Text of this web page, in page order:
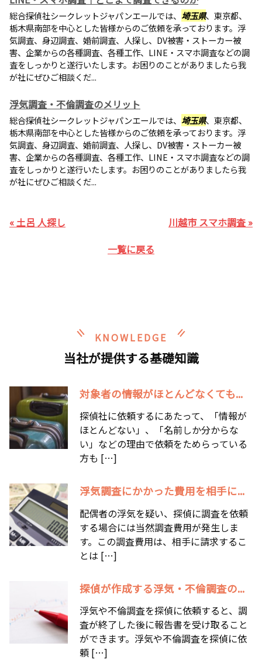
総合探偵社シークレットジャパンエールでは、 埼玉県、東京都、
栃木県南部を中心とした皆様からのご依頼を承っております。浮
気調査、身辺調査、婚前調査、人探し、DV被害・ストーカー被
害、企業からの各種調査、各種工作、LINE・スマホ調査などの調
査をしっかりと遂行いたします。お困りのことがありましたら我
が社にぜひご相談くだ...
浮気調査・不倫調査のメリット
総合探偵社シークレットジャパンエールでは、 埼玉県、東京都、
栃木県南部を中心とした皆様からのご依頼を承っております。浮
気調査、身辺調査、婚前調査、人探し、DV被害・ストーカー被
害、企業からの各種調査、各種工作、LINE・スマホ調査などの調
査をしっかりと遂行いたします。お困りのことがありましたら我
が社にぜひご相談くだ...
« 土呂 人探し
川越市 スマホ調査 »
一覧に戻る
KNOWLEDGE
当社が提供する基礎知識
対象者の情報がほとんどなくても...
探偵社に依頼するにあたって、「情報が
ほとんどない」、「名前しか分からな
い」などの理由で依頼をためらっている
方も […]
浮気調査にかかった費用を相手に...
配偶者の浮気を疑い、探偵に調査を依頼
する場合には当然調査費用が発生しま
す。この調査費用は、相手に請求するこ
とは […]
探偵が作成する浮気・不倫調査の...
浮気や不倫調査を探偵に依頼すると、調
査が終了した後に報告書を受け取ること
ができます。浮気や不倫調査を探偵に依
頼 […]